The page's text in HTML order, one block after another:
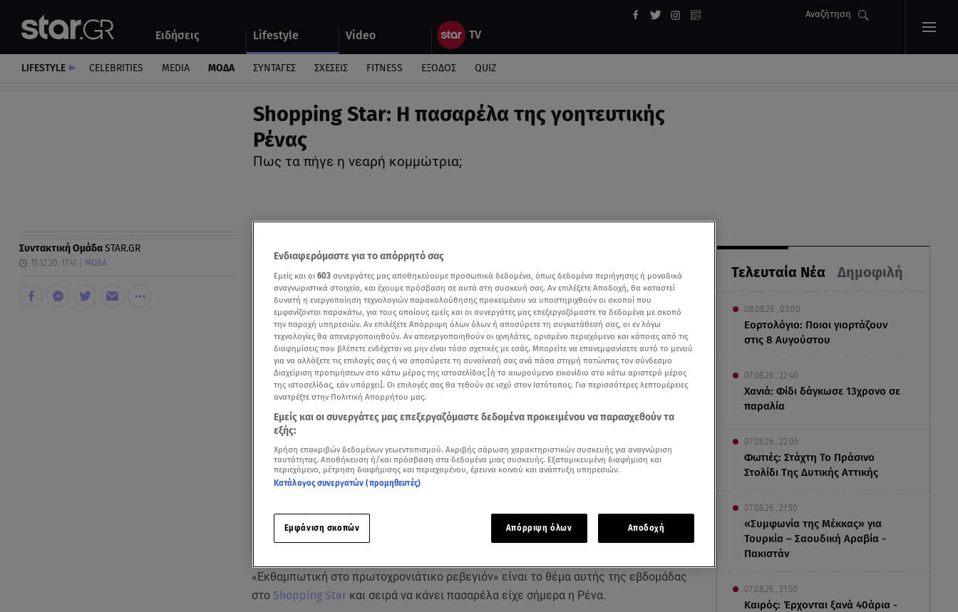
Ειδήσεις Lifestyle Video
Αναζήτηση
Αυτοκίνητο
LIFESTYLE CELEBRITIES MEDIA ΜΟΔΑ ΣΥΝΤΑΓΕΣ ΣΧΕΣΕΙΣ FITNESS ΕΞΟΔΟΣ QUIZ
Shopping Star: Η πασαρέλα της γοητευτικής
Ρένας
Πως τα πήγε η νεαρή κομμώτρια;
Τελευταία Νέα Δημοφιλή
08.08.26 , 03:00
Εορτολόγιο: Ποιοι γιορτάζουν
στις 8 Αυγούστου
07.08.26 , 22:40
Χανιά: Φίδι δάγκωσε 13χρονο σε
παραλία
07.08.26 , 22:05
Φωτιές: Στάχτη Το Πράσινο
Στολίδι Της Δυτικής Αττικής
07.08.26 , 21:50
«Συμφωνία της Μέκκας» για
Τουρκία – Σαουδική Αραβία -
Πακιστάν
07.08.26 , 21:50
Καιρός: Έρχονται ξανά 40άρια -
Συντακτική ΟμάδαSTAR.GR
15.12.20, 17:41 ΜΟΔΑ
Add star.gr on Google
«Εκθαμπωτική στο πρωτοχρονιάτικο ρεβεγιόν» είναι το θέμα αυτής της εβδομάδας
στοShopping Starκαι σειρά να κάνει πασαρέλα είχε σήμερα η Ρένα.
Ενδιαφερόμαστε για το απόρρητό σας
Εμείς και οι 603 συνεργάτες μας αποθηκεύουμε προσωπικά δεδομένα, όπως δεδομένα περιήγησης ή μοναδικά
αναγνωριστικά στοιχεία, και έχουμε πρόσβαση σε αυτά στη συσκευή σας. Αν επιλέξετε Αποδοχή, θα καταστεί
δυνατή η ενεργοποίηση τεχνολογιών παρακολούθησης προκειμένου να υποστηριχθούν οι σκοποί που
εμφανίζονται παρακάτω, για τους οποίους εμείς και οι συνεργάτες μας επεξεργαζόμαστε τα δεδομένα με σκοπό
την παροχή υπηρεσιών. Αν επιλέξετε Απόρριψη όλων όλων ή αποσύρετε τη συγκατάθεσή σας, οι εν λόγω
τεχνολογίες θα απενεργοποιηθούν. Αν απενεργοποιηθούν οι ιχνηλάτες, ορισμένο περιεχόμενο και κάποιες από τις
διαφημίσεις που βλέπετε ενδέχεται να μην είναι τόσο σχετικές με εσάς. Μπορείτε να επανεμφανίσετε αυτό το μενού
για να αλλάξετε τις επιλογές σας ή να αποσύρετε τη συναίνεσή σας ανά πάσα στιγμή πατώντας τον σύνδεσμο
Διαχείριση προτιμήσεων στο κάτω μέρος της ιστοσελίδας [ή το αιωρούμενο εικονίδιο στο κάτω αριστερό μέρος
της ιστοσελίδας, εάν υπάρχει]. Οι επιλογές σας θα τεθούν σε ισχύ στον Ιστότοπος. Για περισσότερες λεπτομέρειες
ανατρέξτε στην Πολιτική Απορρήτου μας.
Εμείς και οι συνεργάτες μας επεξεργαζόμαστε δεδομένα προκειμένου να παρασχεθούν τα
εξής:
Χρήση επακριβών δεδομένων γεωεντοπισμού. Ακριβής σάρωση χαρακτηριστικών συσκευής για αναγνώριση
ταυτότητας. Αποθήκευση ή/και πρόσβαση στα δεδομένα μιας συσκευής. Εξατομικευμένη διαφήμιση και
περιεχόμενο, μέτρηση διαφήμισης και περιεχομένου, έρευνα κοινού και ανάπτυξη υπηρεσιών.
Κατάλογος συνεργατών (προμηθευτές)
Εμφάνιση σκοπών Απόρριψη όλων Αποδοχή